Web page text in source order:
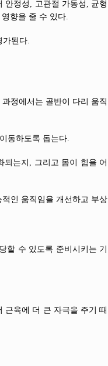
안정성, 고관절 가동성, 균형
향을 줄 수 있다.
가된다.
정에서는 골반이 다리 움직
동하도록 돕는다.
는지, 그리고 몸이 힘을 어
인 움직임을 개선하고 부상
할 수 있도록 준비시키는 기
근육에 더 큰 자극을 주기 때